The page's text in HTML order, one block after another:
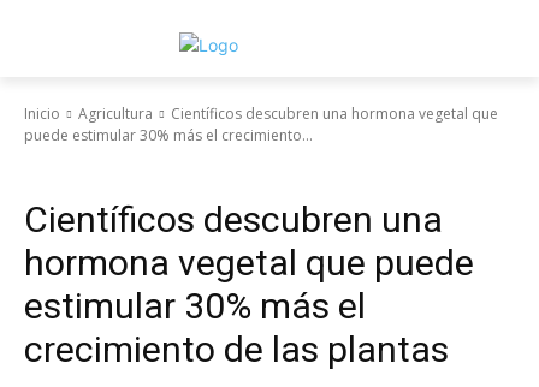
Inicio Agricultura
Científicos descubren una hormona vegetal que
puede estimular 30% más el crecimiento...
Científicos descubren una
hormona vegetal que puede
estimular 30% más el
crecimiento de las plantas